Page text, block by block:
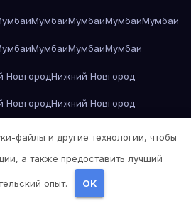
МумбаиМумбаиМумбаиМумбаи
МумбаиМумбаиМумбаи
НовгородНижний Новгород
НовгородНижний Новгород
НовгородНижний Новгород
НовгородНижний Новгород
файлы и другие технологии, чтобы
а также предоставить лучший
опыт. OK